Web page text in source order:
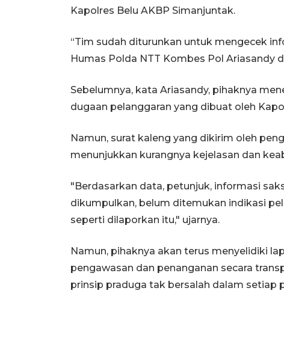
Kapolres Belu AKBP Simanjuntak.
“Tim sudah diturunkan untuk mengecek
Humas Polda NTT Kombes Pol Ariasandy
Sebelumnya, kata Ariasandy, pihaknya
dugaan pelanggaran yang dibuat oleh
Namun, surat kaleng yang dikirim oleh
menunjukkan kurangnya kejelasan dan
"Berdasarkan data, petunjuk, informasi
dikumpulkan, belum ditemukan indikasi
seperti dilaporkan itu," ujarnya.
Namun, pihaknya akan terus menyelidiki
pengawasan dan penanganan secara
prinsip praduga tak bersalah dalam setiap